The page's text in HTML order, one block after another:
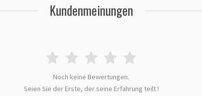
Kundenmeinungen
Noch keine Bewertungen.
Seien Sie der Erste, der seine Erfahrung teilt !